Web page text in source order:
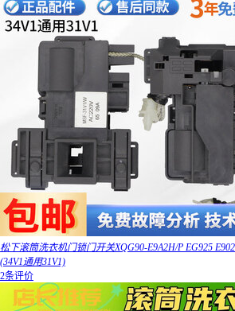
松下滚筒洗衣机门锁门开关XQG90-E9A2H/P EG925
(34V1通用31V1)
2条评价